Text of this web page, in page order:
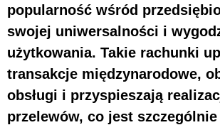
popularność wśród
swojej uniwersalności i
użytkowania. Takie rachunki
transakcje międzynarodowe,
obsługi i przyspieszają
przelewów, co jest